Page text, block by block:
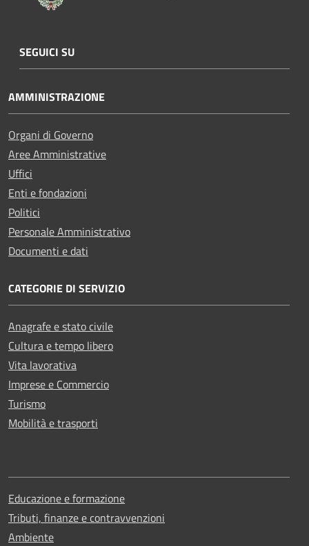
SEGUICI SU
AMMINISTRAZIONE
Organi di Governo
Aree Amministrative
Uffici
Enti e fondazioni
Politici
Personale Amministrativo
Documenti e dati
CATEGORIE DI SERVIZIO
Anagrafe e stato civile
Cultura e tempo libero
Vita lavorativa
Imprese e Commercio
Turismo
Mobilità e trasporti
Educazione e formazione
Tributi, finanze e contravvenzioni
Ambiente